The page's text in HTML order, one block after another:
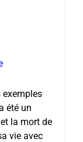
exemples
été un
la mort de
vie avec